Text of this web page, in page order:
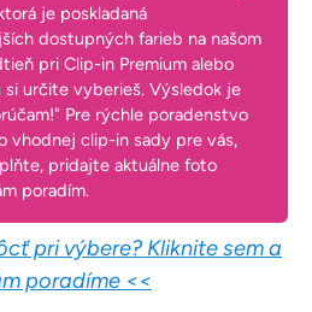
je poskladaná
dostupných farieb na našom
pri Clip-in Premium alebo
si určite vyberieš. Výsledok je
Pre rýchle poradenstvo
vhodnej clip-in sady pre vás,
pridajte aktuálne foto
poradím.
pri výbere? Kliknite sem a
poradíme <<